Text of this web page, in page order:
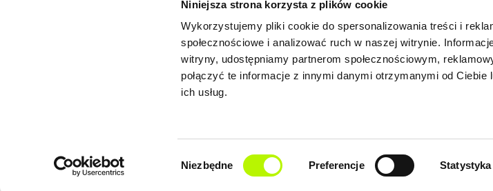
Niniejsza strona korzysta z plików cookie
Wykorzystujemy pliki cookie do spersonalizowania treści i
społecznościowe i analizować ruch w naszej witrynie.
witryny, udostępniamy partnerom społecznościowym,
połączyć te informacje z innymi danymi otrzymanymi od
ich usług.
Niezbędne Preferencje Statystyka
Polityka prywatności
Relacje inwestorskie
AKCEPTUJE więcej informacji